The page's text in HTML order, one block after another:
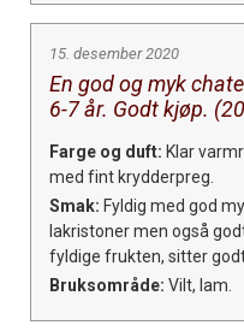
15. desember 2020
En god og myk
6-7 år. Godt kjøp.
Farge og duft: Klar
med fint krydderpreg.
Smak: Fyldig med god
lakristoner men også
fyldige frukten, sitter godt
Bruksområde: Vilt, lam.